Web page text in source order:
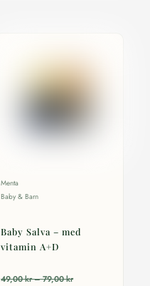
Menta
Baby & Barn
Baby Salva – med
vitamin A+D
49,00kr–79,00krPrisintervall: